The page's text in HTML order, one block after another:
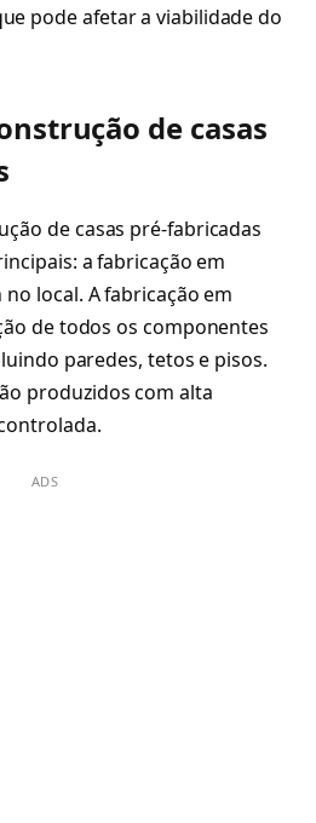
pode afetar a viabilidade do
de casas
de casas pré-fabricadas
a fabricação em
local. A fabricação em
de todos os componentes
paredes, tetos e pisos.
produzidos com alta
ADS